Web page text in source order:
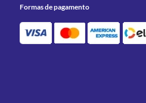
Formas de pagamento